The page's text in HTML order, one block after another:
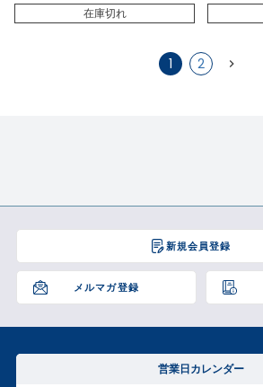
在庫切れ
1 2
新規会員登録
メルマガ登録
営業日カレンダー